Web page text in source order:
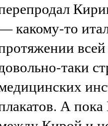
какому-то
таки
А